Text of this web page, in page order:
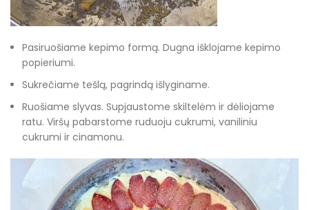
Pasiruošiame kepimo formą. Dugna išklojame kepimo
popieriumi.
Sukrečiame tešlą, pagrindą išlyginame.
Ruošiame slyvas. Supjaustome skiltelėm ir dėliojame
ratu. Viršų pabarstome ruduoju cukrumi, vaniliniu
cukrumi ir cinamonu.